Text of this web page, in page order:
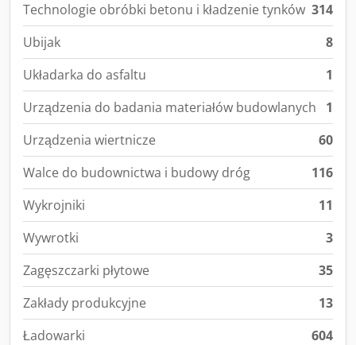
Technologie obróbki betonu i kładzenie tynków 314
Ubijak
8
Układarka do asfaltu
1
Urządzenia do badania materiałów budowlanych
1
Urządzenia wiertnicze
60
Walce do budownictwa i budowy dróg
116
Wykrojniki
11
Wywrotki
3
Zagęszczarki płytowe
35
Zakłady produkcyjne
13
Ładowarki
604